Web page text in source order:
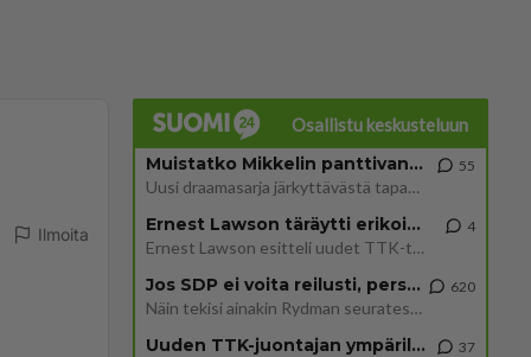
Ilmoita
Osallistu keskusteluun
Muistatko Mikkelin panttivankidraaman?
Uusi draamasarja järkyttävästä tapauksesta on tulossa. Tositapahtumiin perustuva sarja ammentaa vuoden 1986 Mikkelin pan
55
Ernest Lawson täräytti erikoisen heiton TTK-lehdistötilaisuudessa: " Onko tässä tarkoituksena...?"
Ernest Lawson esitteli uudet TTK-tähtioppilaat ja opettajat torstaina 6.8. lehdistölle. Tulevalla kaudella on yksi hausk
4
Jos SDP ei voita reilusti, persut kumoavat demokratian Suomesta
Näin tekisi ainakin Rydman seuratessaan idolinsa Trumpin mallia https://www.is.fi/politiikka/art-2000012187244.html
620
Uuden TTK-juontajan ympärillä epätietoisuus sakenee - Nyt MTV hämmentää soppaa 37